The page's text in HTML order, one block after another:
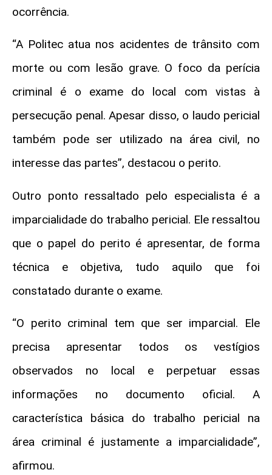
ocorrência.
“A Politec atua nos acidentes de trânsito com
morte ou com lesão grave. O foco da perícia
criminal é o exame do local com vistas à
persecução penal. Apesar disso, o laudo pericial
também pode ser utilizado na área civil, no
interesse das partes”, destacou o perito.
Outro ponto ressaltado pelo especialista é a
imparcialidade do trabalho pericial. Ele ressaltou
que o papel do perito é apresentar, de forma
técnica e objetiva, tudo aquilo que foi
constatado durante o exame.
“O perito criminal tem que ser imparcial. Ele
precisa apresentar todos os vestígios
observados no local e perpetuar essas
informações no documento oficial. A
característica básica do trabalho pericial na
área criminal é justamente a imparcialidade”,
afirmou.